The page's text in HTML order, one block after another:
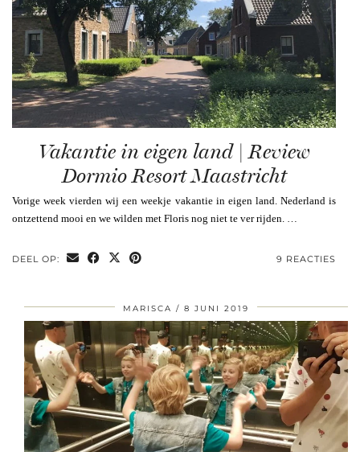
Vakantie in eigen land | Review
Dormio Resort Maastricht
Vorige week vierden wij een weekje vakantie in eigen land. Nederland is
ontzettend mooi en we wilden met Floris nog niet te ver rijden. …
DEEL OP: 9 REACTIES
MARISCA 8 JUNI 2019